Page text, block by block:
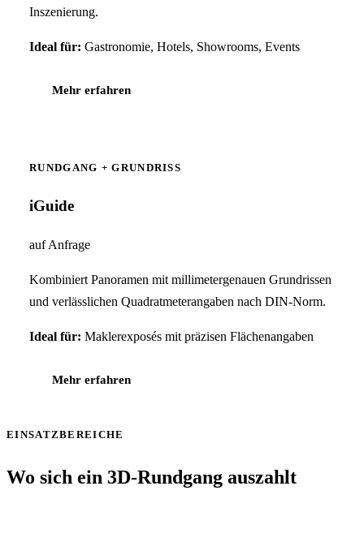
Inszenierung.
Ideal für: Gastronomie, Hotels, Showrooms, Events
Mehr erfahren
RUNDGANG + GRUNDRISS
iGuide
auf Anfrage
Kombiniert Panoramen mit millimetergenauen Grundrissen
und verlässlichen Quadratmeterangaben nach DIN-Norm.
Ideal für: Maklerexposés mit präzisen Flächenangaben
Mehr erfahren
EINSATZBEREICHE
Wo sich ein 3D-Rundgang auszahlt